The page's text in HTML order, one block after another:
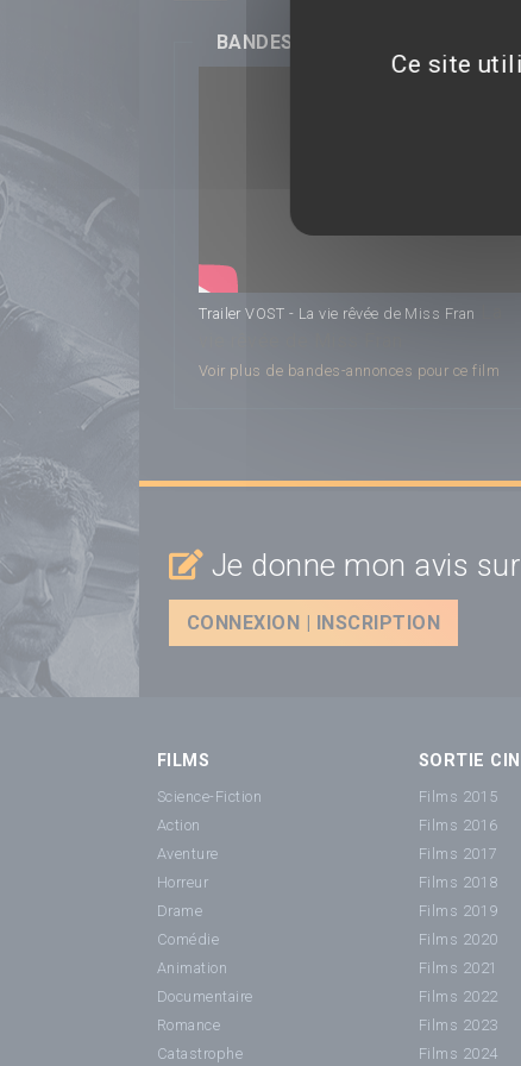
BANDES-ANNONCES
Trailer VOST - La vie rêvée de Miss Fran
Voir plus de bandes-annonces pour ce film
Je donne mon avis
CONNEXION | INSCRIPTION
FILMS
Science-Fiction
Action
Aventure
Horreur
Drame
Comédie
Animation
Documentaire
Romance
Catastrophe
SORTIE
Films 2015
Films 2016
Films 2017
Films 2018
Films 2019
Films 2020
Films 2021
Films 2022
Films 2023
Films 2024
Ce site